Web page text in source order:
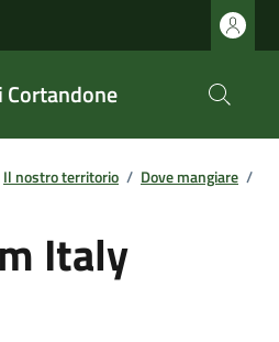
Cortandone
Il nostro territorio / Dove mangiare /
Italy